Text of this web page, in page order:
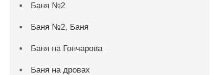
Баня №2
Баня №2, Баня
Баня на Гончарова
Баня на дровах